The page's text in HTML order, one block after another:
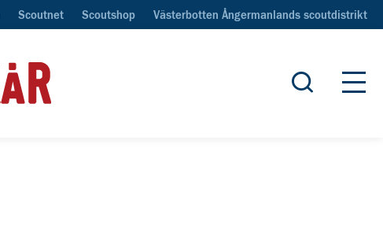
Scoutnet Scoutshop Västerbotten Ångermanlands scoutdistrikt
Öppna